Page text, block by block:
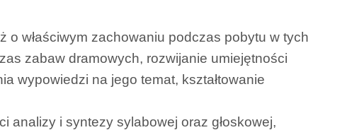
o właściwym zachowaniu podczas pobytu w tych
zabaw dramowych, rozwijanie umiejętności
wypowiedzi na jego temat, kształtowanie
analizy i syntezy sylabowej oraz głoskowej,